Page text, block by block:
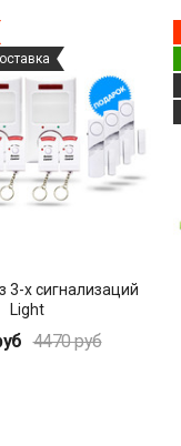
3-х сигнализаций
Light
4470 руб